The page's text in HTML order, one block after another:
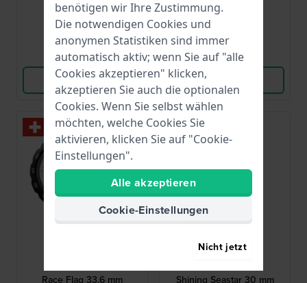
60,00 €
● Auf Lager
Vergleichen
Produkt ansehen
44,00 €
● Auf Lager
Vergleichen
Produkt ansehen
Race Flag 33.6 mm
Bestseller
Flik Flak
Shining Seastar 30 mm
benötigen wir Ihre Zustimmung.
Die notwendigen Cookies und
anonymen Statistiken sind immer
automatisch aktiv; wenn Sie auf "alle
Cookies akzeptieren" klicken,
akzeptieren Sie auch die optionalen
Cookies. Wenn Sie selbst wählen
möchten, welche Cookies Sie
aktivieren, klicken Sie auf "Cookie-
Einstellungen".
Alle akzeptieren
Cookie-Einstellungen
Nicht jetzt